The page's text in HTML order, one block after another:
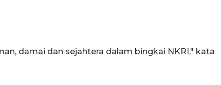
damai dan sejahtera dalam bingkai NKRI," kata